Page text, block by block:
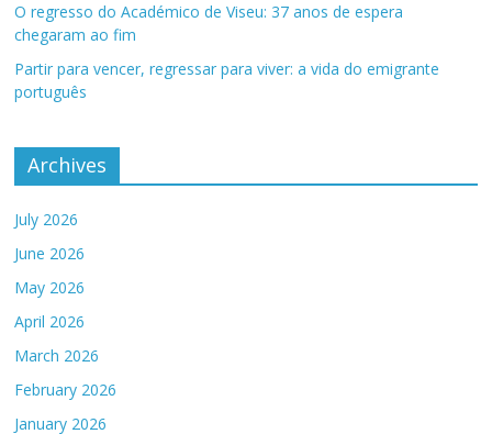
O regresso do Académico de Viseu: 37 anos de espera
chegaram ao fim
Partir para vencer, regressar para viver: a vida do emigrante
português
Archives
July 2026
June 2026
May 2026
April 2026
March 2026
February 2026
January 2026